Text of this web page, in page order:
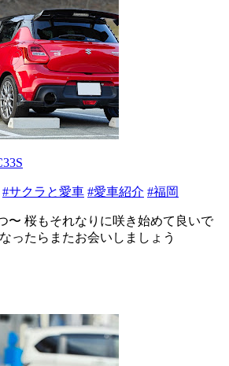
#サクラと愛車 #愛車紹介 #福岡
〜 桜もそれなりに咲き始めて良いで
ったらまたお会いしましょう